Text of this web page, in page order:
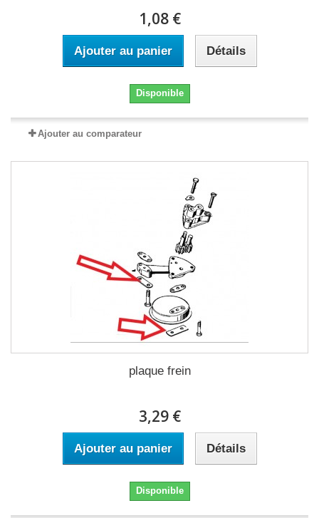
1,08 €
Ajouter au panier Détails
Disponible
Ajouter au comparateur
plaque frein
3,29 €
Ajouter au panier Détails
Disponible